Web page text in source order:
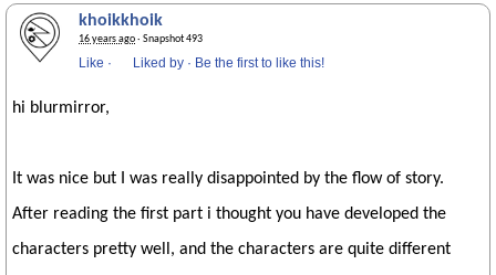
khoikkhoik
16 years ago· Snapshot 493
Like · Liked by · Be the first to like this!
hi blurmirror,
It was nice but I was really disappointed by the flow of story.
After reading the first part i thought you have developed the
characters pretty well, and the characters are quite different